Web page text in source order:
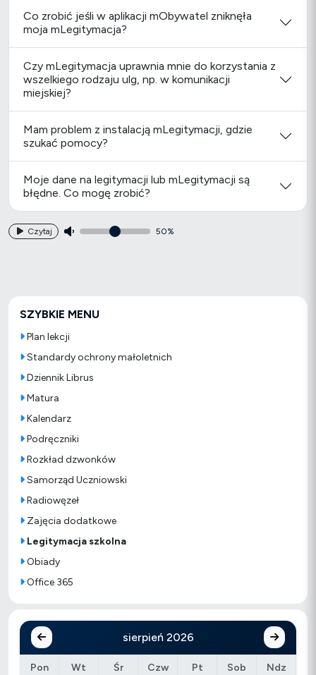
Co zrobić jeśli w aplikacji mObywatel zniknęła
moja mLegitymacja?
Czy mLegitymacja uprawnia mnie do korzystania z
wszelkiego rodzaju ulg, np. w komunikacji
miejskiej?
Mam problem z instalacją mLegitymacji, gdzie
szukać pomocy?
Moje dane na legitymacji lub mLegitymacji są
błędne. Co mogę zrobić?
Czytaj 50%
SZYBKIE MENU
Plan lekcji
Standardy ochrony małoletnich
Dziennik Librus
Matura
Kalendarz
Podręczniki
Rozkład dzwonków
Samorząd Uczniowski
Radiowęzeł
Zajęcia dodatkowe
Legitymacja szkolna
Obiady
Office 365
sierpień 2026
Pon Wt Śr Czw Pt Sob Ndz